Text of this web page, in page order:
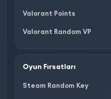
Valorant Points
Valorant Random VP
Oyun Fırsatları
Steam Random Key